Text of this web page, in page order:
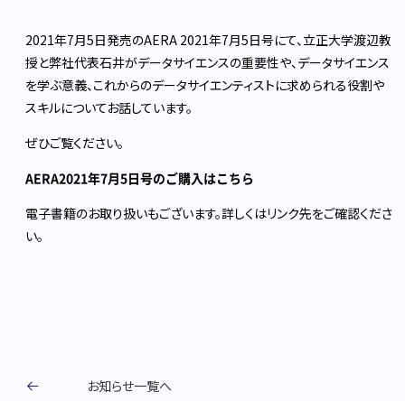
2021年7月5日発売のAERA 2021年7月5日号にて、立正大学渡辺教
授と弊社代表石井がデータサイエンスの重要性や、データサイエンス
を学ぶ意義、これからのデータサイエンティストに求められる役割や
スキルについてお話しています。
ぜひご覧ください。
AERA2021年7月5日号のご購入はこちら
電子書籍のお取り扱いもございます。詳しくはリンク先をご確認くださ
い。
お知らせ一覧へ